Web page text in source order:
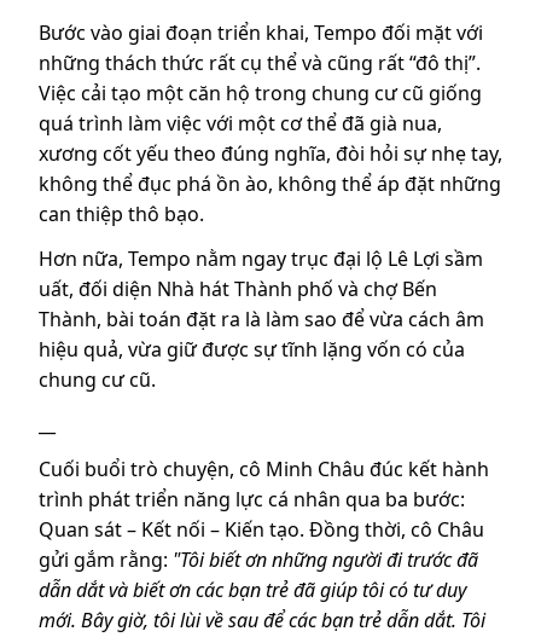
Bước vào giai đoạn triển khai, Tempo đối mặt với
những thách thức rất cụ thể và cũng rất “đô thị”.
Việc cải tạo một căn hộ trong chung cư cũ giống
quá trình làm việc với một cơ thể đã già nua,
xương cốt yếu theo đúng nghĩa, đòi hỏi sự nhẹ tay,
không thể đục phá ồn ào, không thể áp đặt những
can thiệp thô bạo.
Hơn nữa, Tempo nằm ngay trục đại lộ Lê Lợi sầm
uất, đối diện Nhà hát Thành phố và chợ Bến
Thành, bài toán đặt ra là làm sao để vừa cách âm
hiệu quả, vừa giữ được sự tĩnh lặng vốn có của
chung cư cũ.
Cuối buổi trò chuyện, cô Minh Châu đúc kết hành
trình phát triển năng lực cá nhân qua ba bước:
Quan sát – Kết nối – Kiến tạo. Đồng thời, cô Châu
gửi gắm rằng: "Tôi biết ơn những người đi trước đã
dẫn dắt và biết ơn các bạn trẻ đã giúp tôi có tư duy
mới. Bây giờ, tôi lùi về sau để các bạn trẻ dẫn dắt. Tôi